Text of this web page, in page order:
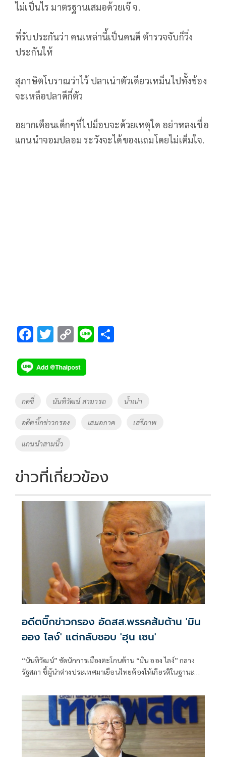
ไม่เป็นไร มาตรฐานเสมอด้วยเจ๊ จ.
ที่รับประกันว่า คนเหล่านี้เป็นคนดี ตำรวจจับก็วิ่ง
ประกันให้
สุภาษิตโบราณว่าไว้ ปลาเน่าตัวเดียวเหม็นไปทั้งข้อง
จะเหลือปลาดีกี่ตัว
อยากเตือนเด็กๆที่ไปม็อบจะด้วยเหตุใด อย่าหลงเชื่อ
แกนนำจอมปลอม ระวังจะได้ของแถมโดยไม่เต็มใจ.
F
e
b
o
o
k
T
tt
er
C
p
y
Li
Li
Tags
กดขี่ นันทิวัฒน์ สามารถ น้ำเน่า
อดีตบิ๊กข่าวกรอง เสมอภาค เสรีภาพ
แกนนำสามนิ้ว
ข่าวที่เกี่ยวข้อง
อดีตบิ๊กข่าวกรอง อัดสส.พรรคส้มต้าน 'มิน
ออง ไลง์' แต่กลับชอบ 'ฮุน เซน'
“นันทิวัฒน์” ซัดนักการเมืองตะโกนต้าน “มิน ออง ไลง์” กลาง
รัฐสภา ชี้ผู้นำต่างประเทศมาเยือนไทยต้องให้เกียรติในฐานะ
เมียนมาตามตะวันตก แต่กลับเสนอเปิดด่านเป็นเพื่อนบ้านที่ดี
กับ “ฮุน เซน”